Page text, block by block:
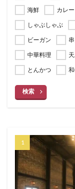
海鮮
カレー
しゃぶしゃぶ
ビーガン
中華料理
とんかつ
検索